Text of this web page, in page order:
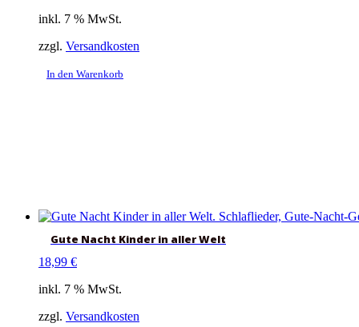
inkl. 7 % MwSt.
zzgl. Versandkosten
In den Warenkorb
Gute Nacht Kinder in aller Welt
18,99 €
inkl. 7 % MwSt.
zzgl. Versandkosten